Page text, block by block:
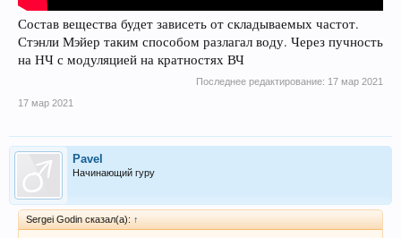
Состав вещества будет зависеть от складываемых частот.
Стэнли Мэйер таким способом разлагал воду. Через пучность
на НЧ с модуляцией на кратностях ВЧ
Последнее редактирование: 17 мар 2021
17 мар 2021
Pavel
Начинающий гуру
Sergei Godin сказал(а): ↑